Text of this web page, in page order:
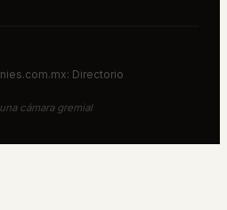
Directorio
cámara gremial